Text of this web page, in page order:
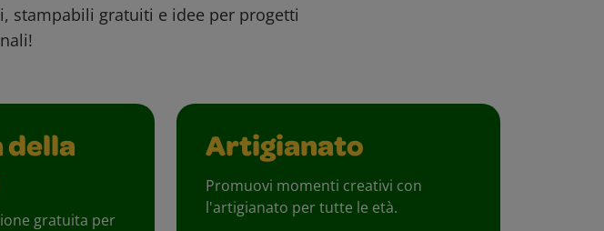
stampabili gratuiti e idee per progetti
della
gratuita per
Artigianato
Promuovi momenti creativi con
l'artigianato per tutte le età.